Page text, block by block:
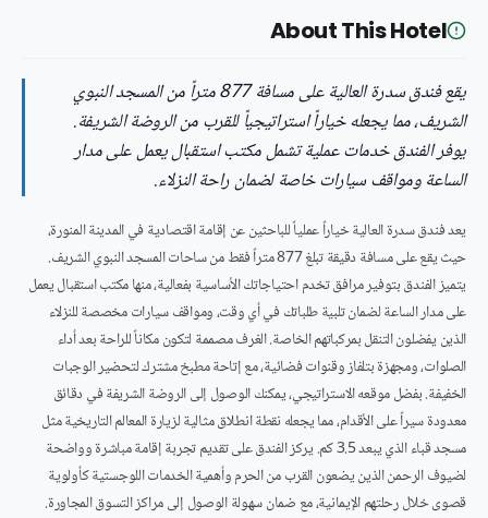
About This Hotel
يقع فندق سدرة العالية على مسافة 877 متراً من المسجد النبوي
الشريف، مما يجعله خياراً استراتيجياً للقرب من الروضة الشريفة.
يوفر الفندق خدمات عملية تشمل مكتب استقبال يعمل على مدار
الساعة ومواقف سيارات خاصة لضمان راحة النزلاء.
يعد فندق سدرة العالية خياراً عملياً للباحثين عن إقامة اقتصادية في المدينة المنورة،
حيث يقع على مسافة دقيقة تبلغ 877 متراً فقط من ساحات المسجد النبوي الشريف.
يتميز الفندق بتوفير مرافق تخدم احتياجاتك الأساسية بفعالية، منها مكتب استقبال يعمل
على مدار الساعة لضمان تلبية طلباتك في أي وقت، ومواقف سيارات مخصصة للنزلاء
الذين يفضلون التنقل بمركباتهم الخاصة. الغرف مصممة لتكون مكاناً للراحة بعد أداء
الصلوات، ومجهزة بتلفاز وقنوات فضائية، مع إتاحة مطبخ مشترك لتحضير الوجبات
الخفيفة. بفضل موقعه الاستراتيجي، يمكنك الوصول إلى الروضة الشريفة في دقائق
معدودة سيراً على الأقدام، مما يجعله نقطة انطلاق مثالية لزيارة المعالم التاريخية مثل
مسجد قباء الذي يبعد 3.5 كم. يركز الفندق على تقديم تجربة إقامة مباشرة وواضحة
لضيوف الرحمن الذين يضعون القرب من الحرم وأهمية الخدمات اللوجستية كأولوية
قصوى خلال رحلتهم الإيمانية، مع ضمان سهولة الوصول إلى مراكز التسوق المجاورة.